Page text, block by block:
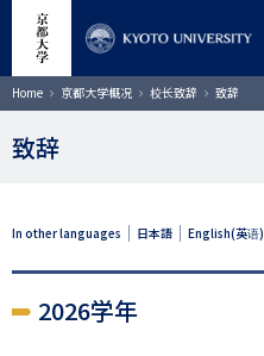
主
要
容
网站内搜索
Home 京都大学概况 校长致辞 致辞
致辞
In other languages 日本語 English(英语)
2026学年